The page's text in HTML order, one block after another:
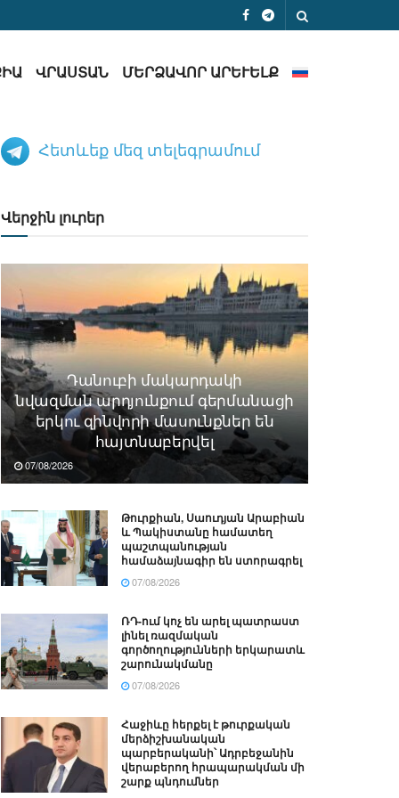
ՎՐԱՍՏԱՆ ՄԵՐՁԱՎՈՐ ԱՐԵՒԵԼՔ
Հետևեք մեզ տելեգրամում
Վերջին լուրեր
Դանուբի մակարդակի
նվազման արդյունքում գերմանացի
երկու զինվորի մասունքներ են
հայտնաբերվել
07/08/2026
Թուրքիան, Սաուդյան Արաբիան
և Պակիստանը համատեղ
պաշտպանության
համաձայնագիր են ստորագրել
07/08/2026
ՌԴ-ում կոչ են արել պատրաստ
լինել ռազմական
գործողությունների երկարատև
շարունակմանը
07/08/2026
Հաջիևը հերքել է թուրքական
մերձիշխանական
պարբերականի՝ Ադրբեջանին
վերաբերող հրապարակման մի
շարք պնդումներ